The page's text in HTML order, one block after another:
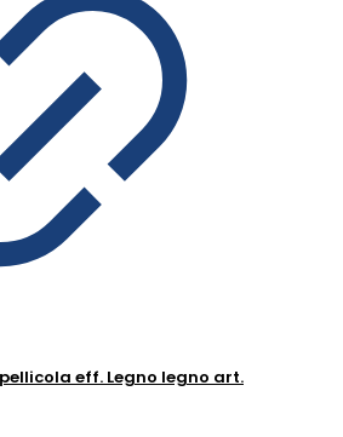
eff. Legno legno art.